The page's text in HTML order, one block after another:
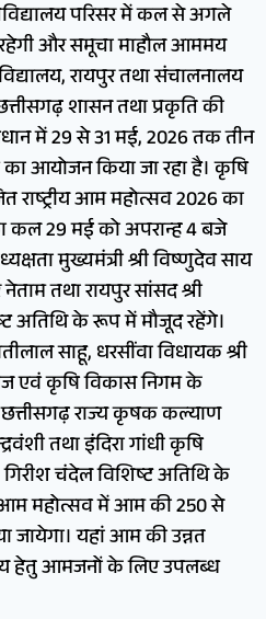
परिसर में कल से अगले
और समूचा माहौल आममय
रायपुर तथा संचालनालय
छत्तीसगढ़ शासन तथा प्रकृति की
में 29 से 31 मई, 2026 तक तीन
का आयोजन किया जा रहा है। कृषि
राष्ट्रीय आम महोत्सव 2026 का
कल 29 मई को अपरान्ह 4 बजे
मुख्यमंत्री श्री विष्णुदेव साय
नेताम तथा रायपुर सांसद श्री
अतिथि के रूप में मौजूद रहेंगे।
साहू, धरसींवा विधायक श्री
एवं कृषि विकास निगम के
छत्तीसगढ़ राज्य कृषक कल्याण
तथा इंदिरा गांधी कृषि
चंदेल विशिष्ट अतिथि के
आम महोत्सव में आम की 250 से
जायेगा। यहां आम की उन्नत
हेतु आमजनों के लिए उपलब्ध